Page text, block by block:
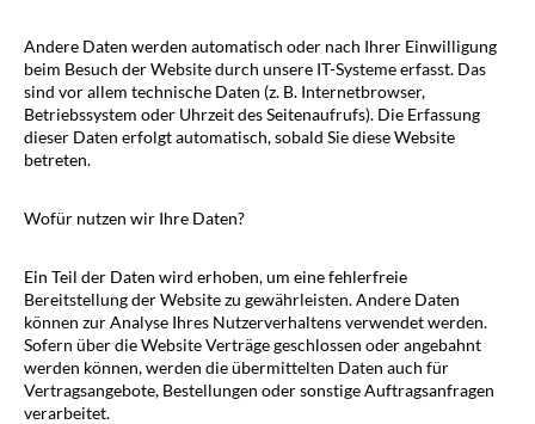
Andere Daten werden automatisch oder nach Ihrer Einwilligung
beim Besuch der Website durch unsere IT-Systeme erfasst. Das
sind vor allem technische Daten (z. B. Internetbrowser,
Betriebssystem oder Uhrzeit des Seitenaufrufs). Die Erfassung
dieser Daten erfolgt automatisch, sobald Sie diese Website
betreten.
Wofür nutzen wir Ihre Daten?
Ein Teil der Daten wird erhoben, um eine fehlerfreie
Bereitstellung der Website zu gewährleisten. Andere Daten
können zur Analyse Ihres Nutzerverhaltens verwendet werden.
Sofern über die Website Verträge geschlossen oder angebahnt
werden können, werden die übermittelten Daten auch für
Vertragsangebote, Bestellungen oder sonstige Auftragsanfragen
verarbeitet.